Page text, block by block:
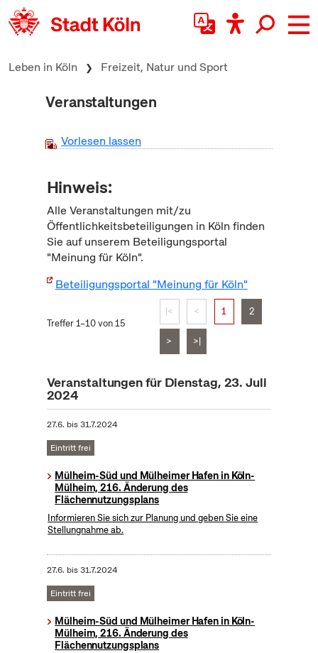
zum Inhalt springen
Leben in Köln Freizeit, Natur und Sport
Veranstaltungen
Vorlesen lassen
Hinweis:
Alle Veranstaltungen mit/zu
Öffentlichkeitsbeteiligungen in Köln finden
Sie auf unserem Beteiligungsportal
"Meinung für Köln".
Beteiligungsportal "Meinung für Köln"
Treffer 1–10 von 15
|< < 1 2
> >|
Veranstaltungen für Dienstag, 23. Juli
2024
27.6. bis31.7.2024
Eintritt frei
Mülheim-Süd und Mülheimer Hafen in Köln-
Mülheim, 216. Änderung des
Flächennutzungsplans
Informieren Sie sich zur Planung und geben Sie eine
Stellungnahme ab.
27.6. bis31.7.2024
Eintritt frei
Mülheim-Süd und Mülheimer Hafen in Köln-
Mülheim, 216. Änderung des
Flächennutzungsplans